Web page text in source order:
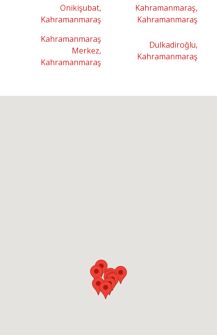
Kahramanmaraş,
Kahramanmaraş
Onikişubat,
Kahramanmaraş
Dulkadiroğlu,
Kahramanmaraş
Kahramanmaraş
Merkez,
Kahramanmaraş